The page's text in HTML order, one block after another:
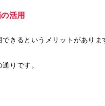
活用
きるというメリットがありま
りです。